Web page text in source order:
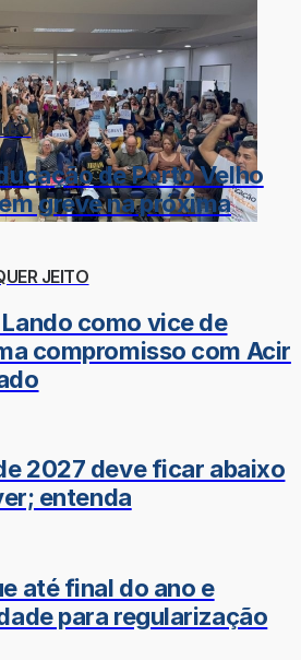
de Porto Velho
greve na próxima
JEITO
como vice de
compromisso com Acir
2027 deve ficar abaixo
entenda
até final do ano e
para regularização